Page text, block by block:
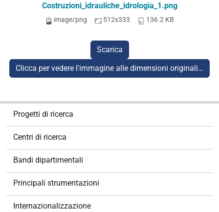
Costruzioni_idrauliche_idrologia_1.png
image/png 512x333 136.2 KB
Scarica
Clicca per vedere l'immagine alle dimensioni originali…
Progetti di ricerca
Centri di ricerca
Bandi dipartimentali
Principali strumentazioni
Internazionalizzazione